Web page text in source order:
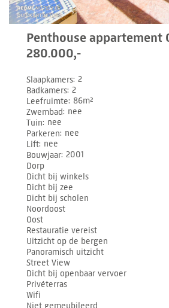
Penthouse appartement
280.000,-
Slaapkamers 2
Badkamers 2
Leefruimte 86m²
Zwembad nee
Tuin nee
Parkeren nee
Lift nee
Bouwjaar 2001
Dorp
Dicht bij winkels
Dicht bij zee
Dicht bij scholen
Noordoost
Oost
Restauratie vereist
Uitzicht op de bergen
Panoramisch uitzicht
Street View
Dicht bij openbaar vervoer
Privéterras
Wifi
Niet gemeubileerd